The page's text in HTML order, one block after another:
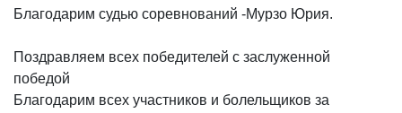
Благодарим судью соревнований -Мурзо Юрия.
Поздравляем всех победителей с заслуженной
победой
Благодарим всех участников и болельщиков за